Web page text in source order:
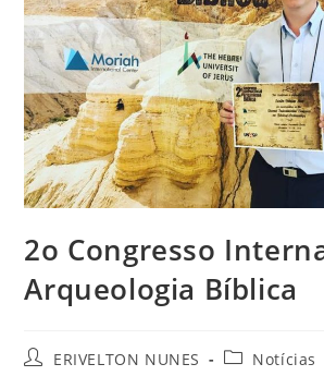
2o Congresso
Arqueologia Bíblica
ERIVELTON NUNES Notícias